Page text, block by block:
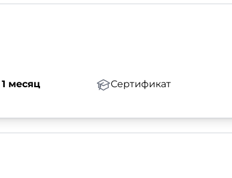
1 месяц Сертификат